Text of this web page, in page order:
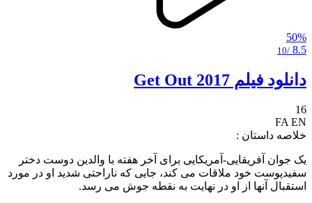
50%
8.5
/10
دانلود فیلم Get Out 2017
16
FA EN
خلاصه داستان :
یک جوان آفریقایی-آمریکایی برای آخر هفته با والدین دوست دختر
سفیدپوست خود ملاقات می کند، جایی که ناراحتی شدید او در مورد
استقبال آنها از او در نهایت به نقطه جوش می رسد.